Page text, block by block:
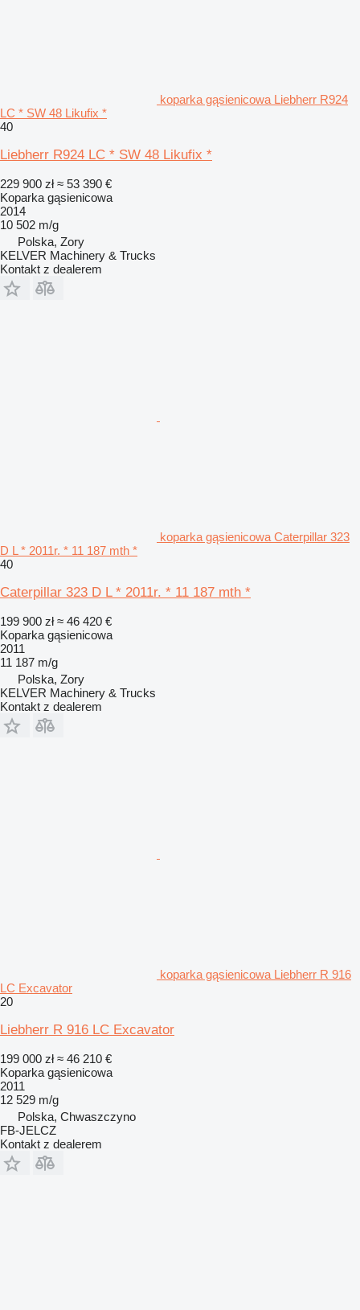
koparka gąsienicowa Liebherr R924
LC * SW 48 Likufix *
40
Liebherr R924 LC * SW 48 Likufix *
229 900 zł ≈ 53 390 €
Koparka gąsienicowa
2014
10 502 m/g
Polska, Zory
KELVER Machinery & Trucks
Kontakt z dealerem
koparka gąsienicowa Caterpillar 323
D L * 2011r. * 11 187 mth *
40
Caterpillar 323 D L * 2011r. * 11 187 mth *
199 900 zł ≈ 46 420 €
Koparka gąsienicowa
2011
11 187 m/g
Polska, Zory
KELVER Machinery & Trucks
Kontakt z dealerem
koparka gąsienicowa Liebherr R 916
LC Excavator
20
Liebherr R 916 LC Excavator
199 000 zł ≈ 46 210 €
Koparka gąsienicowa
2011
12 529 m/g
Polska, Chwaszczyno
FB-JELCZ
Kontakt z dealerem